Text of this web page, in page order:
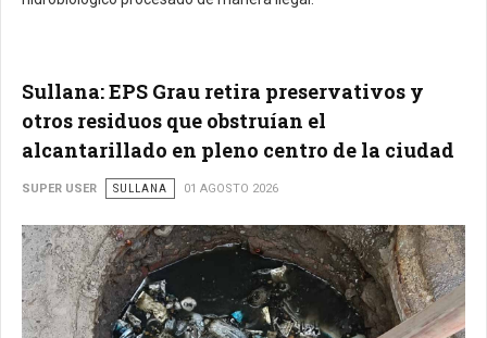
Sullana: EPS Grau retira preservativos y
otros residuos que obstruían el
alcantarillado en pleno centro de la ciudad
SUPER USER SULLANA 01 AGOSTO 2026